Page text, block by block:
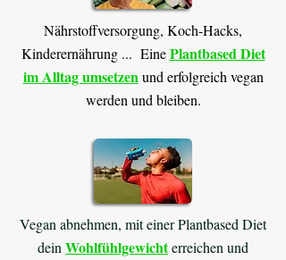
Nährstoffversorgung, Koch-Hacks,
Kinderernährung ... EinePlantbased Diet
im Alltag umsetzen und erfolgreich vegan
werden und bleiben.
Vegan abnehmen, mit einer Plantbased Diet
dein Wohlfühlgewichterreichen und